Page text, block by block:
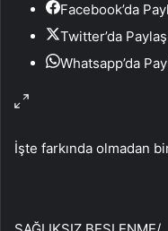
Facebook’da
Twitter’da Paylaş
Whatsapp’da
İşte farkında olmadan